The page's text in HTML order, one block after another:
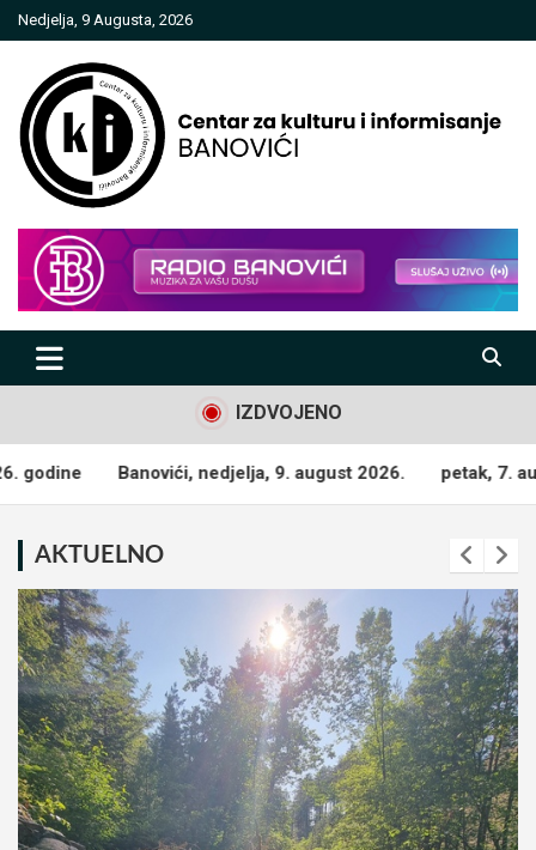
Skip
to
Nedjelja, 9 Augusta, 2026
Centar za kulturu i informisanje
Banovići
IZDVOJENO
nedjelja, 9. august 2026. petak, 7. august 2026. godine
AKTUELNO